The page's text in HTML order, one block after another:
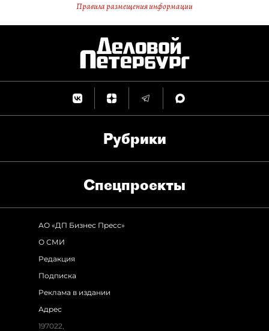
Правила размещения информации
Рубрики
Спец­проекты
АО «ДП Бизнес Пресс»
О СМИ
Редакция
Подписка
Реклама в издании
Адрес
197022,